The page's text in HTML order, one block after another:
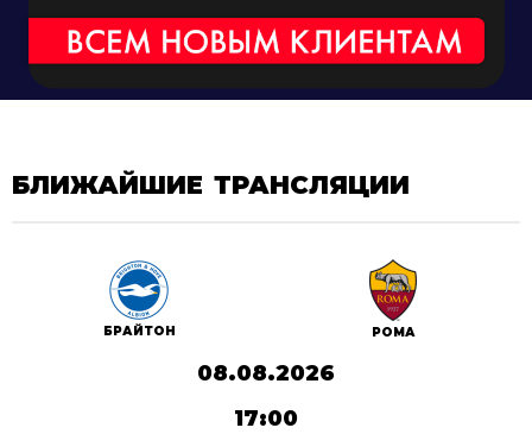
БЛИЖАЙШИЕ ТРАНСЛЯЦИИ
БРАЙТОН РОМА
08.08.2026
17:00